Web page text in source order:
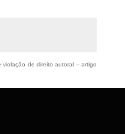
de direito autoral – artigo